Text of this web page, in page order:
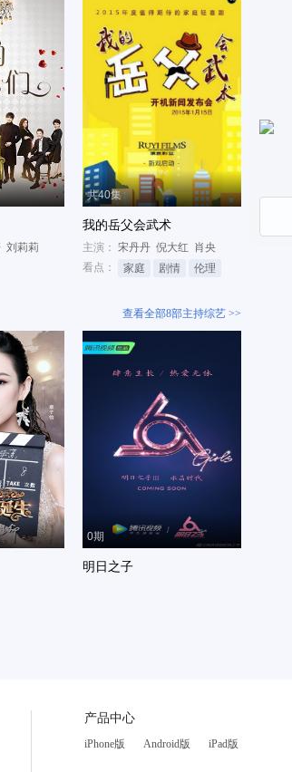
刘莉莉
共40集
我的岳父会武术
主演： 宋丹丹 倪大红 肖央
看点：
家庭 剧情 伦理
查看全部8部主持综艺 >>
0期
明日之子
产品中心
iPhone版 Android版 iPad版